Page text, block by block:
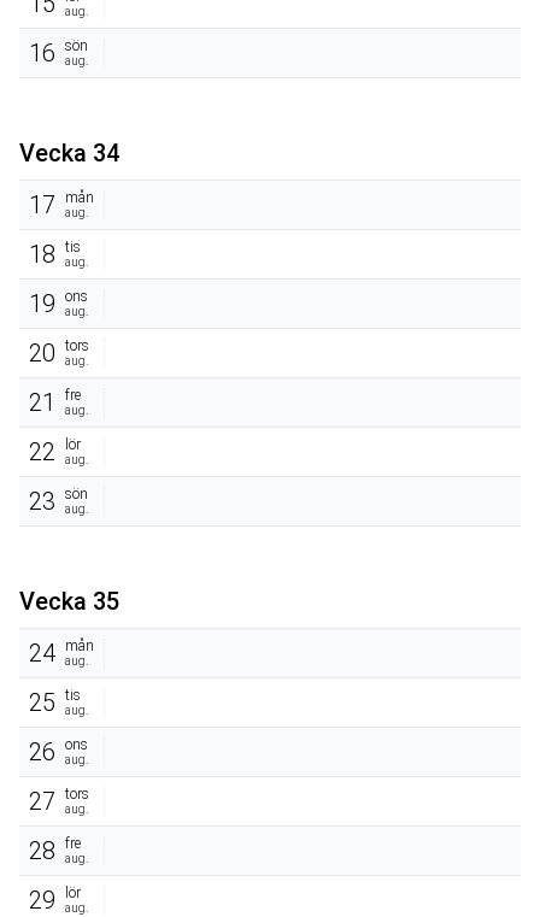
aug.
16 sön
aug.
Vecka 34
17
mån
aug.
18 tis
aug.
19 ons
aug.
20 tors
aug.
21 fre
aug.
22 lör
aug.
23 sön
aug.
Vecka 35
24
mån
aug.
25 tis
aug.
26 ons
aug.
27 tors
aug.
28 fre
aug.
29 lör
aug.